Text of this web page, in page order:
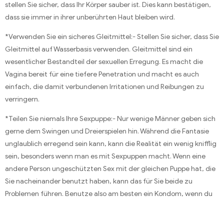
stellen Sie sicher, dass Ihr Körper sauber ist. Dies kann bestätigen,
dass sie immer in ihrer unberührten Haut bleiben wird.
*Verwenden Sie ein sicheres Gleitmittel:- Stellen Sie sicher, dass Sie
Gleitmittel auf Wasserbasis verwenden. Gleitmittel sind ein
wesentlicher Bestandteil der sexuellen Erregung. Es macht die
Vagina bereit für eine tiefere Penetration und macht es auch
einfach, die damit verbundenen Irritationen und Reibungen zu
verringern.
*Teilen Sie niemals Ihre Sexpuppe:- Nur wenige Männer geben sich
gerne dem Swingen und Dreierspielen hin. Während die Fantasie
unglaublich erregend sein kann, kann die Realität ein wenig knifflig
sein, besonders wenn man es mit Sexpuppen macht. Wenn eine
andere Person ungeschützten Sex mit der gleichen Puppe hat, die
Sie nacheinander benutzt haben, kann das für Sie beide zu
Problemen führen. Benutze also am besten ein Kondom, wenn du